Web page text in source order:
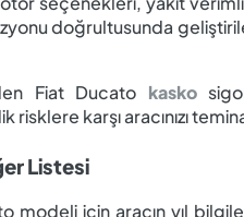
doğrultusunda
Fiat Ducato kasko
karşı aracınızı
Listesi
modeli için aracın yıl